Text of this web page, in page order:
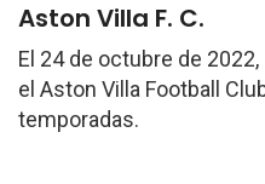
Aston Villa F. C.
El 24 de octubre de
el Aston Villa Football
temporadas.